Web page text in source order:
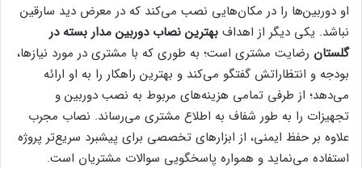
او دوربین‌ها را در مکان‌هایی نصب می‌کند که در معرض دید سارقین
نباشد. یکی دیگر از اهداف بهترین نصاب دوربین مدار بسته در
گلستان رضایت مشتری است؛ به طوری که با مشتری در مورد نیازها،
بودجه و انتظاراتش گفتگو می‌کند و بهترین راهکار را به او ارائه
می‌دهد؛ از طرفی تمامی هزینه‌های مربوط به نصب دوربین و
تجهیزات را به طور شفاف به اطلاع مشتری می‌رساند. نصاب مجرب
علاوه بر حفظ ایمنی، از ابزارهای تخصصی برای پیشبرد سریع‌تر پروژه
استفاده می‌نماید و همواره پاسخگویی سوالات مشتریان است.